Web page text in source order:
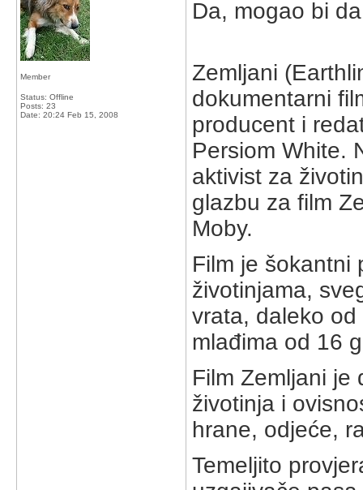
Member
Status: Offline
Posts: 23
Date: 20:24 Feb 15, 2008
Da, mogao bi
Zemljani
dokumentarni
producent i
Persiom White.
aktivist za
glazbu za film
Moby.
Film je šokantni
životinjama,
vrata, daleko
mlađima od 16
Film Zemljani je
životinja i
hrane, odjeće,
Temeljito